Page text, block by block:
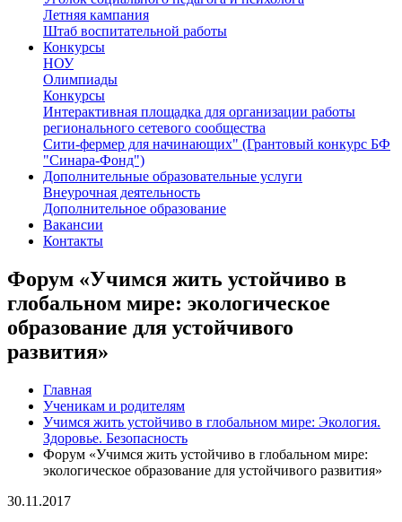
Летняя кампания
Штаб воспитательной работы
Конкурсы
НОУ
Олимпиады
Конкурсы
Интерактивная площадка для организации работы
регионального сетевого сообщества
Сити-фермер для начинающих" (Грантовый конкурс БФ
"Синара-Фонд")
Дополнительные образовательные услуги
Внеурочная деятельность
Дополнительное образование
Вакансии
Контакты
Форум «Учимся жить устойчиво в
глобальном мире: экологическое
образование для устойчивого
развития»
Главная
Ученикам и родителям
Учимся жить устойчиво в глобальном мире: Экология.
Здоровье. Безопасность
Форум «Учимся жить устойчиво в глобальном мире:
экологическое образование для устойчивого развития»
30.11.2017